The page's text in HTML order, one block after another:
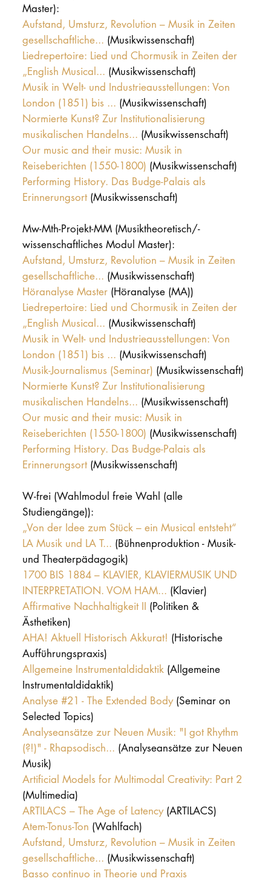
Master):
Aufstand, Umsturz, Revolution – Musik in Zeiten
gesellschaftliche... (Musikwissenschaft)
Liedrepertoire: Lied und Chormusik in Zeiten der
„English Musical... (Musikwissenschaft)
Musik in Welt- und Industrieausstellungen: Von
London (1851) bis ... (Musikwissenschaft)
Normierte Kunst? Zur Institutionalisierung
musikalischen Handelns... (Musikwissenschaft)
Our music and their music: Musik in
Reiseberichten (1550-1800) (Musikwissenschaft)
Performing History. Das Budge-Palais als
Erinnerungsort (Musikwissenschaft)
Mw-Mth-Projekt-MM (Musiktheoretisch/-
wissenschaftliches Modul Master):
Aufstand, Umsturz, Revolution – Musik in Zeiten
gesellschaftliche... (Musikwissenschaft)
Höranalyse Master (Höranalyse (MA))
Liedrepertoire: Lied und Chormusik in Zeiten der
„English Musical... (Musikwissenschaft)
Musik in Welt- und Industrieausstellungen: Von
London (1851) bis ... (Musikwissenschaft)
Musik-Journalismus (Seminar) (Musikwissenschaft)
Normierte Kunst? Zur Institutionalisierung
musikalischen Handelns... (Musikwissenschaft)
Our music and their music: Musik in
Reiseberichten (1550-1800) (Musikwissenschaft)
Performing History. Das Budge-Palais als
Erinnerungsort (Musikwissenschaft)
W-frei (Wahlmodul freie Wahl (alle
Studiengänge)):
„Von der Idee zum Stück – ein Musical entsteht“
LA Musik und LA T... (Bühnenproduktion - Musik-
und Theaterpädagogik)
1700 BIS 1884 – KLAVIER, KLAVIERMUSIK UND
INTERPRETATION. VOM HAM... (Klavier)
Affirmative Nachhaltigkeit II (Politiken &
Ästhetiken)
AHA! Aktuell Historisch Akkurat! (Historische
Aufführungspraxis)
Allgemeine Instrumentaldidaktik (Allgemeine
Instrumentaldidaktik)
Analyse #21 - The Extended Body (Seminar on
Selected Topics)
Analyseansätze zur Neuen Musik: "I got Rhythm
(?!)" - Rhapsodisch... (Analyseansätze zur Neuen
Musik)
Artificial Models for Multimodal Creativity: Part 2
(Multimedia)
ARTILACS – The Age of Latency (ARTILACS)
Atem-Tonus-Ton (Wahlfach)
Aufstand, Umsturz, Revolution – Musik in Zeiten
gesellschaftliche... (Musikwissenschaft)
Basso continuo in Theorie und Praxis